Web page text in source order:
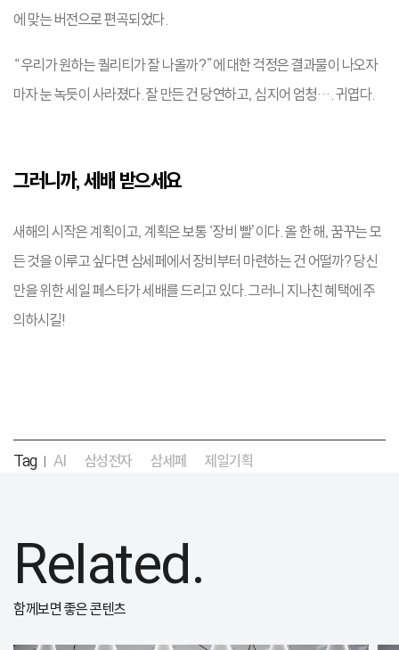
에 맞는 버전으로 편곡되었다.
“우리가 원하는 퀄리티가 잘 나올까?”에 대한 걱정은 결과물이 나오자
마자 눈 녹듯이 사라졌다. 잘 만든 건 당연하고, 심지어 엄청…. 귀엽다.
그러니까, 세배 받으세요
새해의 시작은 계획이고, 계획은 보통 ‘장비 빨’이다. 올 한 해, 꿈꾸는 모
든 것을 이루고 싶다면 삼세페에서 장비부터 마련하는 건 어떨까? 당신
만을 위한 세일 페스타가 세배를 드리고 있다. 그러니 지나친 혜택에 주
의하시길!
Tag | AI 삼성전자 삼세페 제일기획
Related.
함께보면 좋은 콘텐츠